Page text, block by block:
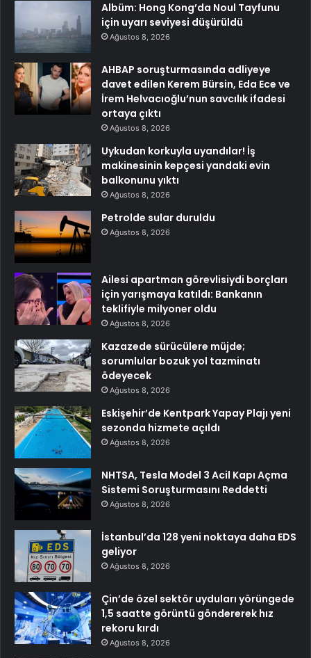
Albüm: Hong Kong’da Noul Tayfunu
için uyarı seviyesi düşürüldü
Ağustos 8, 2026
AHBAP soruşturmasında adliyeye
davet edilen Kerem Bürsin, Eda Ece ve
İrem Helvacıoğlu’nun savcılık ifadesi
ortaya çıktı
Ağustos 8, 2026
Uykudan korkuyla uyandılar! İş
makinesinin kepçesi yandaki evin
balkonunu yıktı
Ağustos 8, 2026
Petrolde sular duruldu
Ağustos 8, 2026
Ailesi apartman görevlisiydi borçları
için yarışmaya katıldı: Bankanın
teklifiyle milyoner oldu
Ağustos 8, 2026
Kazazede sürücülere müjde;
sorumlular bozuk yol tazminatı
ödeyecek
Ağustos 8, 2026
Eskişehir’de Kentpark Yapay Plajı yeni
sezonda hizmete açıldı
Ağustos 8, 2026
NHTSA, Tesla Model 3 Acil Kapı Açma
Sistemi Soruşturmasını Reddetti
Ağustos 8, 2026
İstanbul’da 128 yeni noktaya daha EDS
geliyor
Ağustos 8, 2026
Çin’de özel sektör uyduları yörüngede
1,5 saatte görüntü göndererek hız
rekoru kırdı
Ağustos 8, 2026